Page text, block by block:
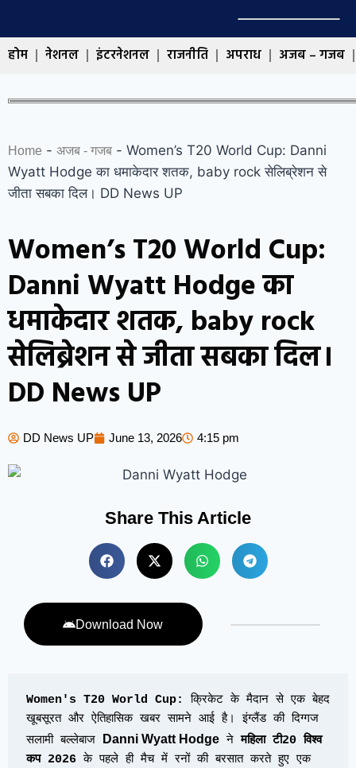
होम नेशनल इंटरनेशनल राजनीति अपराध अजब – गजब
Home - अजब - गजब - Women’s T20 World Cup: Danni
Wyatt Hodge का धमाकेदार शतक, baby rock सेलिब्रेशन से
जीता सबका दिल। DD News UP
Women’s T20 World Cup:
Danni Wyatt Hodge का
धमाकेदार शतक, baby rock
सेलिब्रेशन से जीता सबका दिल।
DD News UP
DD News UP June 13, 2026 4:15 pm
Share This Article
Download Now
Women's T20 World Cup:
क्रिकेट के मैदान से एक बेहद
खूबसूरत और ऐतिहासिक खबर सामने आई है। इंग्लैंड की दिग्गज
सलामी बल्लेबाज
Danni Wyatt Hodge ने महिला टी20 विश्व
कप 2026 के पहले ही मैच में रनों की बरसात करते हुए एक